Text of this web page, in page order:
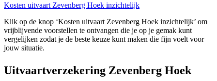
Kosten uitvaart Zevenberg Hoek inzichtelijk
Klik op de knop ‘Kosten uitvaart Zevenberg Hoek inzichtelijk’ om
vrijblijvende voorstellen te ontvangen die je op je gemak kunt
vergelijken zodat je de beste keuze kunt maken die fijn voelt voor
jouw situatie.
Uitvaartverzekering Zevenberg Hoek